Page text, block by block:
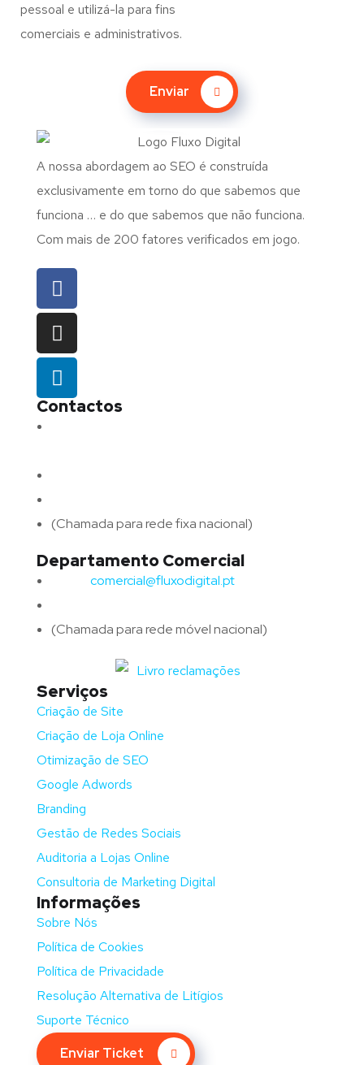
pessoal e utilizá-la para fins
comerciais e administrativos.
Enviar
A nossa abordagem ao SEO é construída
exclusivamente em torno do que sabemos que
funciona … e do que sabemos que não funciona.
Com mais de 200 fatores verificados em jogo.
Contactos
(Chamada para rede fixa nacional)
Departamento Comercial
comercial@fluxodigital.pt
(Chamada para rede móvel nacional)
Serviços
Criação de Site
Criação de Loja Online
Otimização de SEO
Google Adwords
Branding
Gestão de Redes Sociais
Auditoria a Lojas Online
Consultoria de Marketing Digital
Informações
Sobre Nós
Política de Cookies
Política de Privacidade
Resolução Alternativa de Litígios
Suporte Técnico
Enviar Ticket